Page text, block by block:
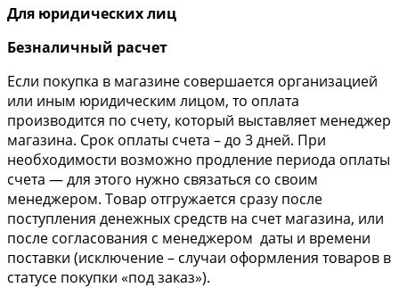
Для юридических лиц
Безналичный расчет
Если покупка в магазине совершается организацией
или иным юридическим лицом, то оплата
производится по счету, который выставляет менеджер
магазина. Срок оплаты счета – до 3 дней. При
необходимости возможно продление периода оплаты
счета — для этого нужно связаться со своим
менеджером. Товар отгружается сразу после
поступления денежных средств на счет магазина, или
после согласования с менеджером даты и времени
поставки (исключение – случаи оформления товаров в
статусе покупки «под заказ»).